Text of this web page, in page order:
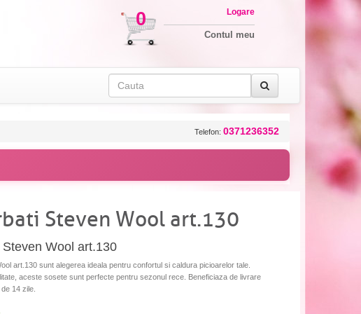
0 Logare
Contul meu
Telefon: 0371236352
Steven Wool art.130
Wool art.130
art.130 sunt alegerea ideala pentru confortul si caldura picioarelor tale.
aceste sosete sunt perfecte pentru sezonul rece. Beneficiaza de livrare
14 zile.